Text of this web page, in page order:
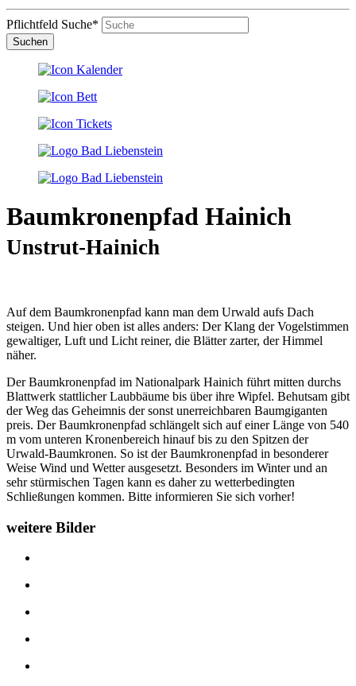
Pflichtfeld Suche*
Suchen
Baumkronenpfad Hainich
Unstrut-Hainich
Auf dem Baumkronenpfad kann man dem Urwald aufs Dach
steigen. Und hier oben ist alles anders: Der Klang der Vogelstimmen
gewaltiger, Luft und Licht reiner, die Blätter zarter, der Himmel
näher.
Der Baumkronenpfad im Nationalpark Hainich führt mitten durchs
Blattwerk stattlicher Laubbäume bis über ihre Wipfel. Behutsam gibt
der Weg das Geheimnis der sonst unerreichbaren Baumgiganten
preis. Der Baumkronenpfad schlängelt sich auf einer Länge von 540
m vom unteren Kronenbereich hinauf bis zu den Spitzen der
Urwald-Baumkronen. So ist der Baumkronenpfad in besonderer
Weise Wind und Wetter ausgesetzt. Besonders im Winter und an
sehr stürmischen Tagen kann es daher zu wetterbedingten
Schließungen kommen. Bitte informieren Sie sich vorher!
weitere Bilder